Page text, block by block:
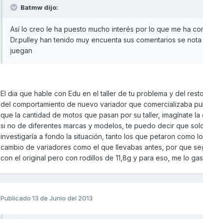
Batmw dijo:
Así lo creo le ha puesto mucho interés por lo que me ha
Dr.pulley han tenido muy encuenta sus comentarios se
juegan
El dia que hable con Edu en el taller de tu problema y del
del comportamiento de nuevo variador que comercializaba
que la cantidad de motos que pasan por su taller, imagínate
si no de diferentes marcas y modelos, te puedo decir que
investigaría a fondo la situación, tanto los que petaron como
cambio de variadores como el que llevabas antes, por que
con el original pero con rodillos de 11,8g y para eso, me lo
Publicado 13 de Junio del 2013